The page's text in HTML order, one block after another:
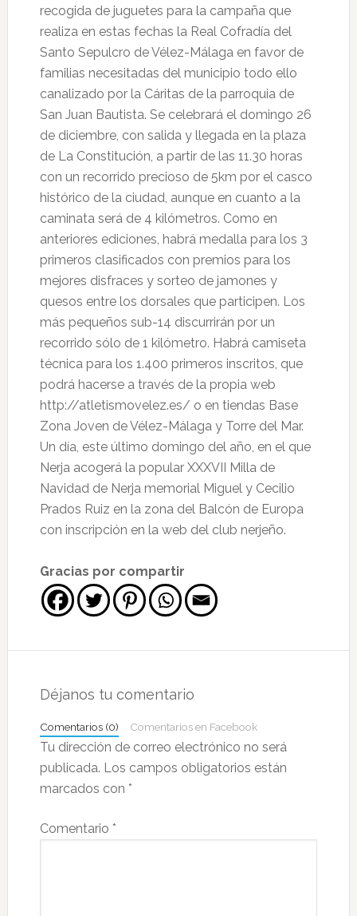
recogida de juguetes para la campaña que
realiza en estas fechas la Real Cofradía del
Santo Sepulcro de Vélez-Málaga en favor de
familias necesitadas del municipio todo ello
canalizado por la Cáritas de la parroquia de
San Juan Bautista. Se celebrará el domingo 26
de diciembre, con salida y llegada en la plaza
de La Constitución, a partir de las 11.30 horas
con un recorrido precioso de 5km por el casco
histórico de la ciudad, aunque en cuanto a la
caminata será de 4 kilómetros. Como en
anteriores ediciones, habrá medalla para los 3
primeros clasificados con premios para los
mejores disfraces y sorteo de jamones y
quesos entre los dorsales que participen. Los
más pequeños sub-14 discurrirán por un
recorrido sólo de 1 kilómetro. Habrá camiseta
técnica para los 1.400 primeros inscritos, que
podrá hacerse a través de la propia web
http://atletismovelez.es/ o en tiendas Base
Zona Joven de Vélez-Málaga y Torre del Mar.
Un día, este último domingo del año, en el que
Nerja acogerá la popular XXXVII Milla de
Navidad de Nerja memorial Miguel y Cecilio
Prados Ruiz en la zona del Balcón de Europa
con inscripción en la web del club nerjeño.
Gracias por compartir
con
lectores
Déjanos tu comentario
Comentarios (0) Comentarios en Facebook
Tu dirección de correo electrónico no será
publicada. Los campos obligatorios están
marcados con *
Comentario *